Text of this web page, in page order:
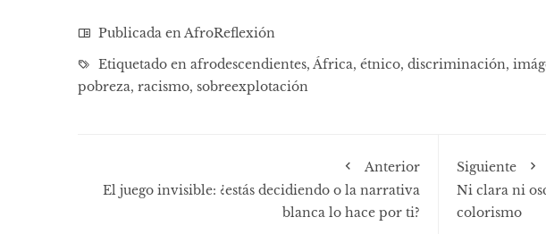
Publicada enAfroReflexión
Etiquetado en afrodescendientes, África, étnico, discriminación,
pobreza, racismo, sobreexplotación
Anterior
El juego invisible: ¿estás decidiendo o la narrativa
blanca lo hace por ti?
Siguiente
Ni clara ni
colorismo